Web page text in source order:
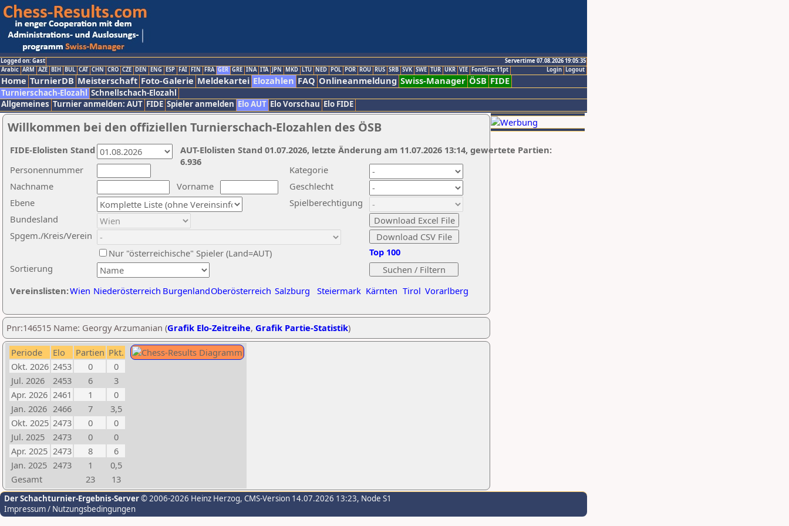
Logged on: Gast
Servertime 07.08.2026 19:05:35
Logout
Login
Arabic ARM AZE BIH BUL CAT CHN CRO CZE DEN ENG ESP FAI FIN FRA GER GRE INA ITA JPN MKD LTU NED POL POR ROU RUS SRB SVK SWE TUR UKR VIE FontSize:11pt
Home TurnierDB Meisterschaft Foto-Galerie Meldekartei Elozahlen FAQ Onlineanmeldung Swiss-Manager ÖSB FIDE
Turnierschach-Elozahl Schnellschach-Elozahl
Allgemeines Turnier anmelden: AUT FIDE Spieler anmelden Elo AUT Elo Vorschau Elo FIDE
Willkommen bei den offiziellen Turnierschach-Elozahlen des ÖSB
Nachname
Vorname
Ebene
Kategorie
Sortierung
Personennummer
Bundesland
Spgem./Kreis/Verein
Geschlecht
Nur "österreichische" Spieler (Land=AUT)
Spielberechtigung
Vereinslisten:Wien Niederösterreich BurgenlandOberösterreich Salzburg Steiermark Kärnten Tirol Vorarlberg
Top 100
AUT-Elolisten Stand 01.07.2026, letzte Änderung am 11.07.2026 13:14, gewertete Partien:
6.936
FIDE-Elolisten Stand
Pnr:146515 Name: Georgy Arzumanian (Grafik Elo-Zeitreihe, Grafik Partie-Statistik)
Periode Elo Partien Pkt.
Okt. 2026 2453 0
0
Jul. 2026
2453 6
3
Apr. 2026 2461 1
0
Jan. 2026 2466 7
3,5
Okt. 2025 2473 0
0
Jul. 2025
2473 0
0
Apr. 2025 2473 8
6
Jan. 2025 2473 1
0,5
Gesamt
23 13
Der Schachturnier-Ergebnis-Server© 2006-2026 Heinz Herzog, CMS-Version 14.07.2026 13:23, Node S1
Impressum / Nutzungsbedingungen